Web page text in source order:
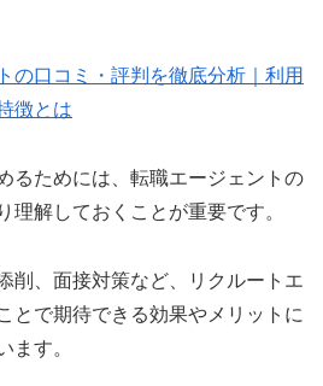
の口コミ・評判を徹底分析｜利用
徴とは
るためには、転職エージェントの
理解しておくことが重要です。
削、面接対策など、リクルートエ
とで期待できる効果やメリットに
ます。